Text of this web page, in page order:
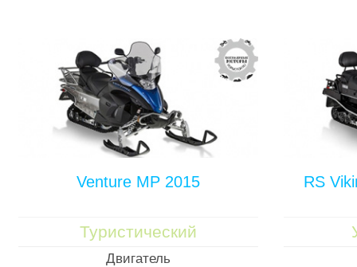
Venture MP 2015
Туристический
Двигатель
RS